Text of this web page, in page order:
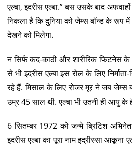
एल्बा, इदरीस एल्बा.” बस उसके बाद
निकला है कि दुनिया को जेम्स बॉन्ड के रूप
देखने को मिलेगा.
न सिर्फ कद-काठी और शारीरिक फिटनेस
से भी इदरीस एल्बा इस रोल के लिए
रहे हैं. मिसाल के लिए रोजर मूर ने जब जेम्स
उम्र 45 साल थी. एल्बा भी उतनी ही आयु के
6 सितम्बर 1972 को जन्मे ब्रिटिश
इदरीस एल्बा का पूरा नाम इद्रीस्सा आकूना